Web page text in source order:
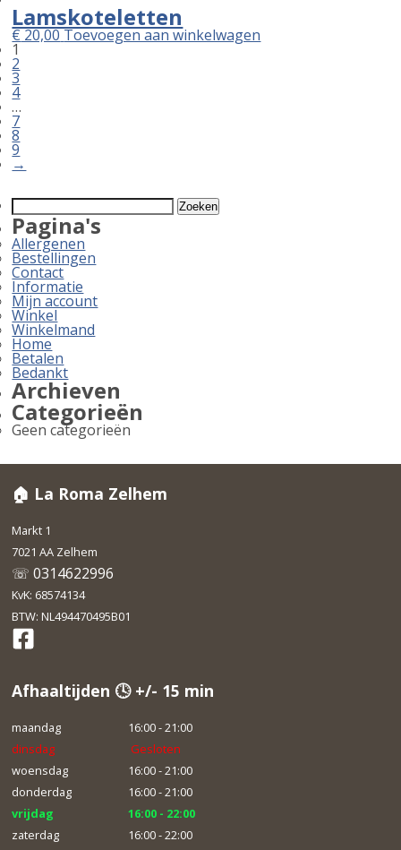
Lamskoteletten
€20,00Toevoegen aan winkelwagen
1
2
3
4
…
7
8
9
→
Zoeken
naar:
Pagina's
Allergenen
Bestellingen
Contact
Informatie
Mijn account
Winkel
Winkelmand
Home
Betalen
Bedankt
Archieven
Categorieën
Geen categorieën
🏠 La Roma Zelhem
Markt 1
7021 AA Zelhem
☏ 0314622996
KvK: 68574134
BTW: NL494470495B01
Afhaaltijden 🕓 +/- 15 min
maandag
16:00 - 21:00
dinsdag
Gesloten
woensdag
16:00 - 21:00
donderdag
16:00 - 21:00
vrijdag
16:00 - 22:00
zaterdag
16:00 - 22:00